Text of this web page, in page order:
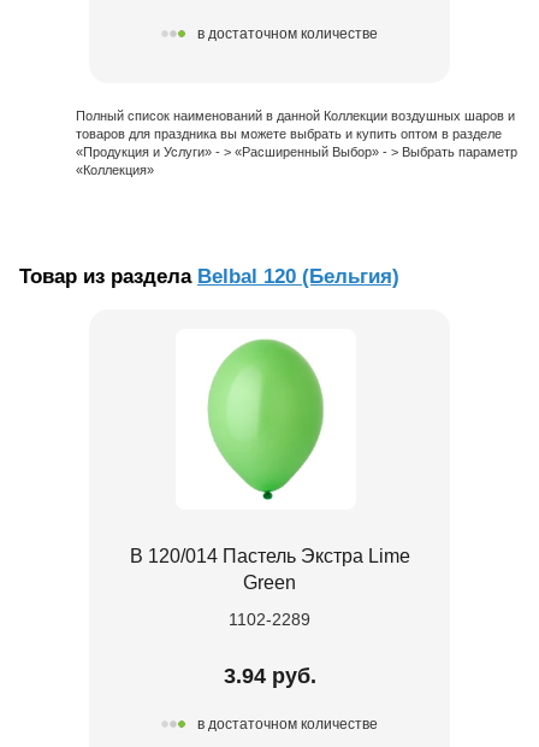
в достаточном количестве
Полный список наименований в данной Коллекции воздушных шаров и
товаров для праздника вы можете выбрать и купить оптом в разделе
«Продукция и Услуги» - > «Расширенный Выбор» - > Выбрать параметр
«Коллекция»
Товар из раздела Belbal 120 (Бельгия)
В 120/014 Пастель Экстра Lime
Green
1102-2289
3.94 руб.
в достаточном количестве